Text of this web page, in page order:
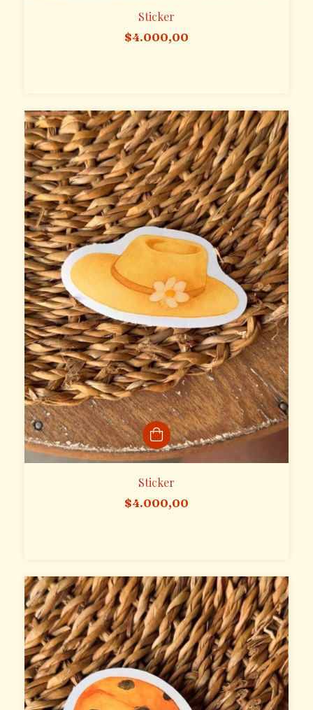
Sticker
$4.000,00
Sticker
$4.000,00